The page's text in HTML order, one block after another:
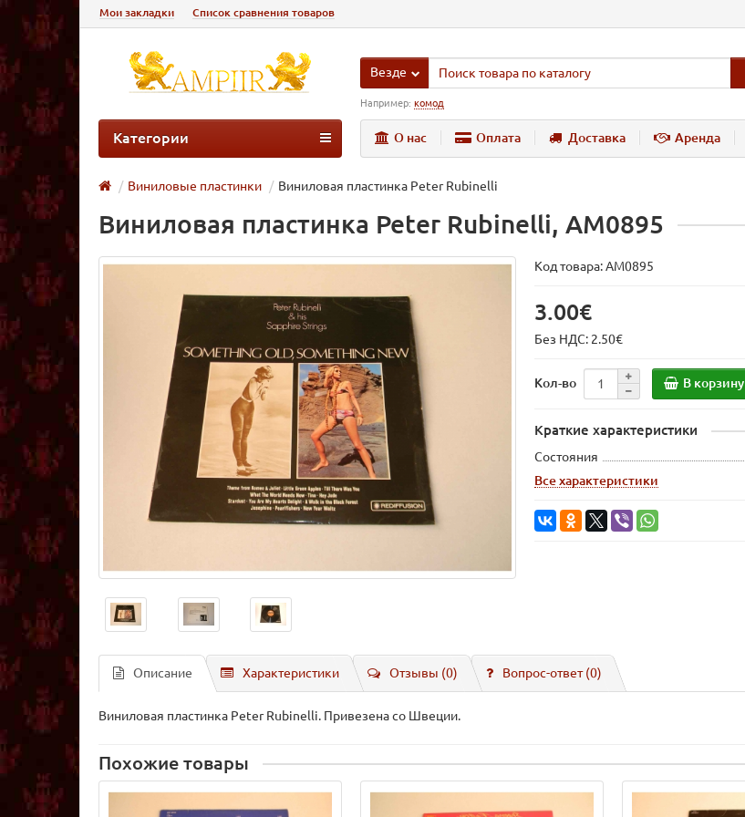
Мои закладки Список сравнения товаров
Везде
Например: комод
О нас Оплата Доставка Аренда
Категории
Виниловые пластинки Виниловая пластинка Peter Rubinelli
Виниловая пластинка Peter Rubinelli, AM0895
Код товара:AM0895
3.00€
Без НДС: 2.50€
Кол-во В корзину
Краткие характеристики
Состояния
Все характеристики
Описание Характеристики Отзывы (0) Вопрос-ответ(0)
Виниловая пластинка Peter Rubinelli. Привезена со Швеции.
Похожие товары